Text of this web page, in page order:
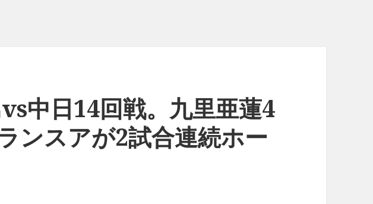
中日14回戦。九里亜蓮4
ンスアが2試合連続ホー